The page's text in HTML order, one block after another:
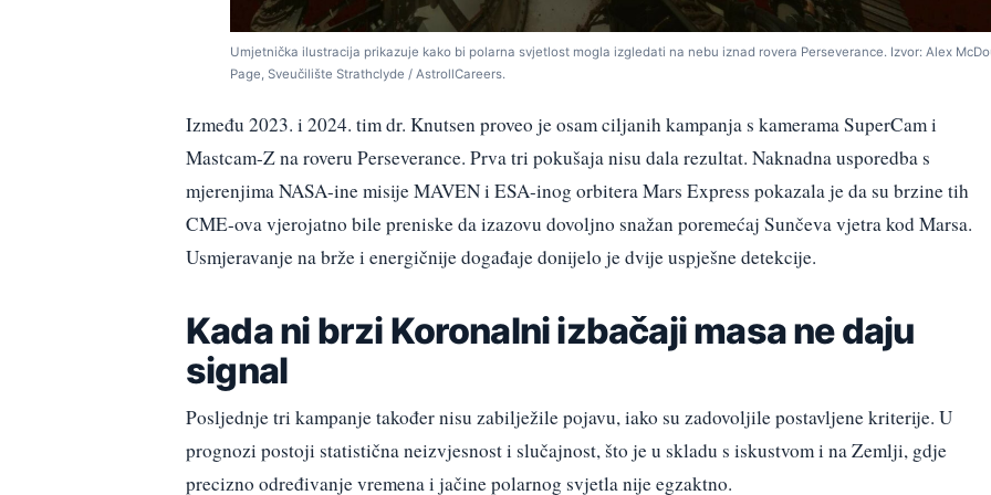
Umjetnička ilustracija prikazuje kako bi polarna svjetlost mogla izgledati na nebu iznad rovera Perseverance. Izvor: Alex
Page, Sveučilište Strathclyde / AstrollCareers.
Između 2023. i 2024. tim dr. Knutsen proveo je osam ciljanih kampanja s kamerama SuperCam i
Mastcam-Z na roveru Perseverance. Prva tri pokušaja nisu dala rezultat. Naknadna usporedba s
mjerenjima NASA-ine misije MAVEN i ESA-inog orbitera Mars Express pokazala je da su brzine tih
CME-ova vjerojatno bile preniske da izazovu dovoljno snažan poremećaj Sunčeva vjetra kod Marsa.
Usmjeravanje na brže i energičnije događaje donijelo je dvije uspješne detekcije.
Kada ni brzi Koronalni izbačaji masane daju
signal
Posljednje tri kampanje također nisu zabilježile pojavu, iako su zadovoljile postavljene kriterije. U
prognozi postoji statistična neizvjesnost i slučajnost, što je u skladu s iskustvom i na Zemlji, gdje
precizno određivanje vremena i jačine polarnog svjetla nije egzaktno.